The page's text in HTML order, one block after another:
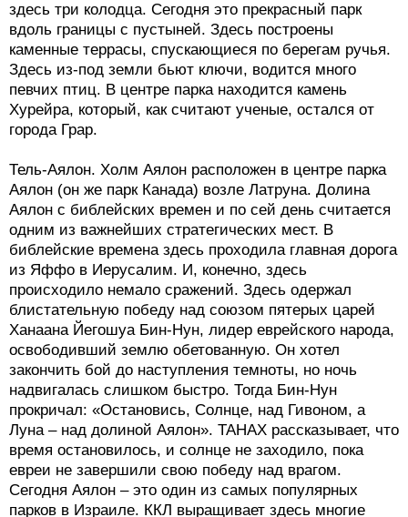
здесь три колодца. Сегодня это прекрасный парк
вдоль границы с пустыней. Здесь построены
каменные террасы, спускающиеся по берегам ручья.
Здесь из-под земли бьют ключи, водится много
певчих птиц. В центре парка находится камень
Хурейра, который, как считают ученые, остался от
города Грар.
Тель-Аялон. Холм Аялон расположен в центре парка
Аялон (он же парк Канада) возле Латруна. Долина
Аялон с библейских времен и по сей день считается
одним из важнейших стратегических мест. В
библейские времена здесь проходила главная дорога
из Яффо в Иерусалим. И, конечно, здесь
происходило немало сражений. Здесь одержал
блистательную победу над союзом пятерых царей
Ханаана Йегошуа Бин-Нун, лидер еврейского народа,
освободивший землю обетованную. Он хотел
закончить бой до наступления темноты, но ночь
надвигалась слишком быстро. Тогда Бин-Нун
прокричал: «Остановись, Солнце, над Гивоном, а
Луна – над долиной Аялон». ТАНАХ рассказывает, что
время остановилось, и солнце не заходило, пока
евреи не завершили свою победу над врагом.
Сегодня Аялон – это один из самых популярных
парков в Израиле. ККЛ выращивает здесь многие